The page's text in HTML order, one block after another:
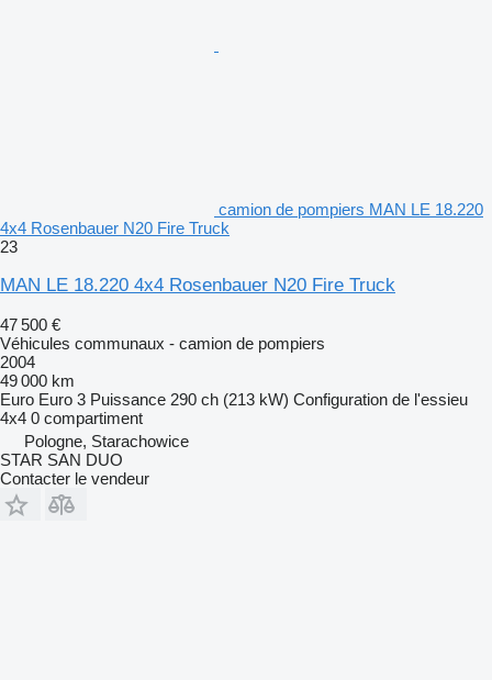
camion de pompiers MAN LE 18.220
4x4 Rosenbauer N20 Fire Truck
23
MAN LE 18.220 4x4 Rosenbauer N20 Fire Truck
47 500 €
Véhicules communaux - camion de pompiers
2004
49 000 km
Euro Euro 3 Puissance 290 ch (213 kW) Configuration de l'essieu
4x4 0 compartiment
Pologne, Starachowice
STAR SAN DUO
Contacter le vendeur